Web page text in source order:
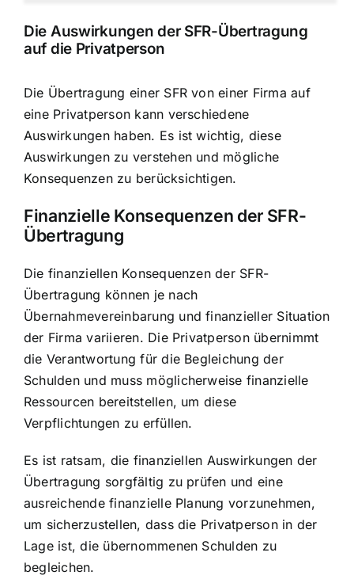
Die Auswirkungen der SFR-Übertragung
auf die Privatperson
Die Übertragung einer SFR von einer Firma auf
eine Privatperson kann verschiedene
Auswirkungen haben. Es ist wichtig, diese
Auswirkungen zu verstehen und mögliche
Konsequenzen zu berücksichtigen.
Finanzielle Konsequenzen der SFR-
Übertragung
Die finanziellen Konsequenzen der SFR-
Übertragung können je nach
Übernahmevereinbarung und finanzieller Situation
der Firma variieren. Die Privatperson übernimmt
die Verantwortung für die Begleichung der
Schulden und muss möglicherweise finanzielle
Ressourcen bereitstellen, um diese
Verpflichtungen zu erfüllen.
Es ist ratsam, die finanziellen Auswirkungen der
Übertragung sorgfältig zu prüfen und eine
ausreichende finanzielle Planung vorzunehmen,
um sicherzustellen, dass die Privatperson in der
Lage ist, die übernommenen Schulden zu
begleichen.